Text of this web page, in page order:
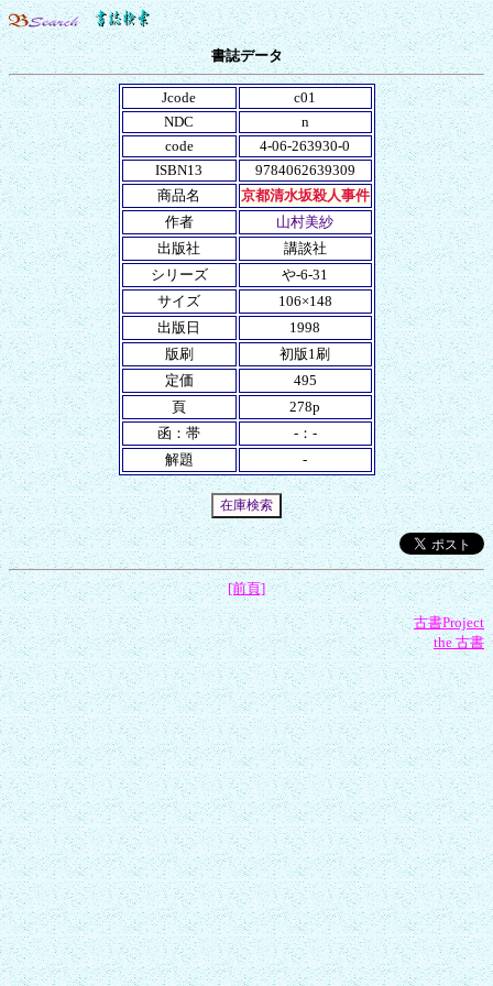
書誌データ
Jcode
c01
NDC
n
code
4-06-263930-0
ISBN13
9784062639309
商品名
京都清水坂殺人事件
作者
山村美紗
出版社
講談社
シリーズ
や-6-31
サイズ
106×148
出版日
1998
版刷
初版1刷
定価
495
頁
278p
函：帯
-：-
解題
-
[前頁]
古書Project
the 古書